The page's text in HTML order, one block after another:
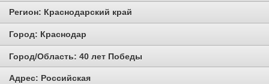
Регион: Краснодарский край
Город: Краснодар
Город/Область: 40 лет Победы
Адрес: Российская